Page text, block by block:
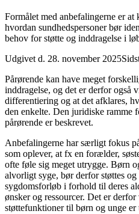
Formålet med anbefalingerne er
hvordan sundhedspersoner bør
behov for støtte og inddragelse i
Udgivet d. 28. november 2025
Pårørende kan have meget
inddragelse, og det er derfor også
differentiering og at det afklares,
den enkelte. Den juridiske ramme
pårørende er beskrevet.
Anbefalingerne har særligt fokus
som oplever, at fx en forælder,
ofte føle sig meget utrygge. Børn
alvorligt syge, bør derfor støttes og
sygdomsforløb i forhold til deres
ønsker og ressourcer. Det er
støttefunktioner til børn og unge er